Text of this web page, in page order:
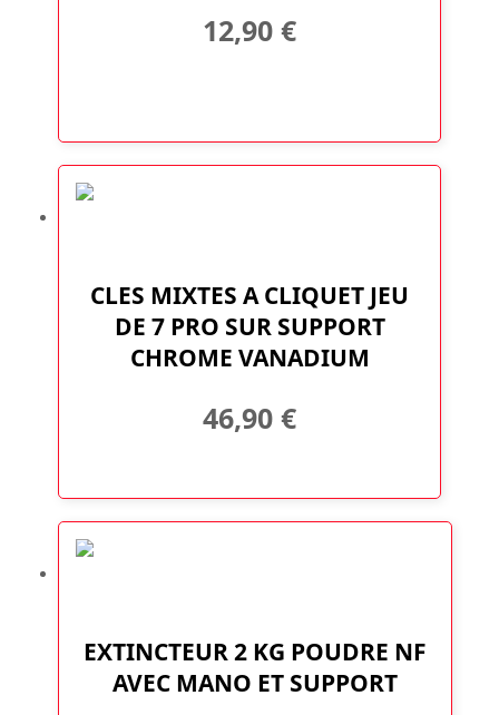
12,90 €
CLES MIXTES A CLIQUET JEU
DE 7 PRO SUR SUPPORT
CHROME VANADIUM
46,90 €
EXTINCTEUR 2 KG POUDRE NF
AVEC MANO ET SUPPORT